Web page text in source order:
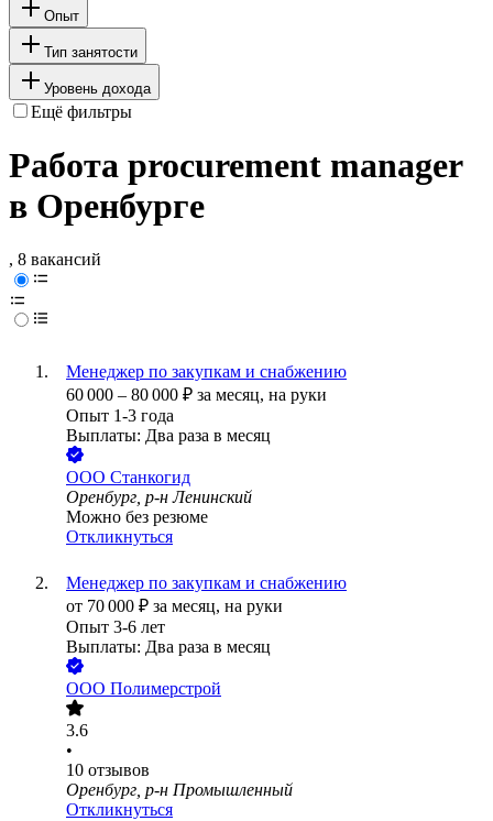
Опыт
Тип занятости
Уровень дохода
Ещё фильтры
Работа procurement manager
в Оренбурге
, 8 вакансий
Менеджер по закупкам и снабжению
60 000 – 80 000 ₽ за месяц, на руки
Опыт 1-3 года
Выплаты: Два раза в месяц
ООО Станкогид
Оренбург, р-н Ленинский
Можно без резюме
Откликнуться
Менеджер по закупкам и снабжению
от 70 000 ₽ за месяц, на руки
Опыт 3-6 лет
Выплаты: Два раза в месяц
ООО Полимерстрой
3.6
•
10 отзывов
Оренбург, р-н Промышленный
Откликнуться